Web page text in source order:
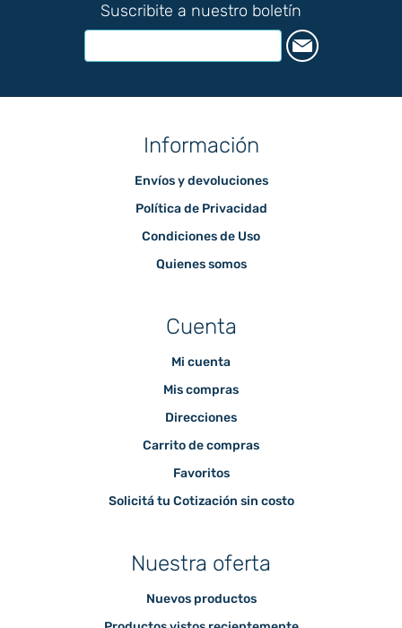
Suscribite a nuestro boletín
Información
Envíos y devoluciones
Política de Privacidad
Condiciones de Uso
Quienes somos
Cuenta
Mi cuenta
Mis compras
Direcciones
Carrito de compras
Favoritos
Solicitá tu Cotización sin costo
Nuestra oferta
Nuevos productos